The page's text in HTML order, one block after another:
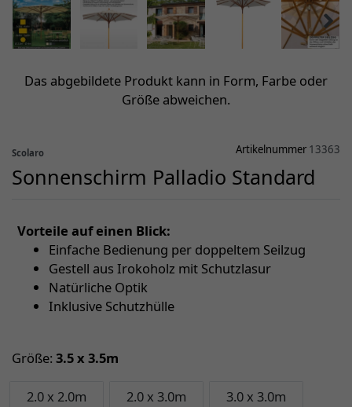
Das abgebildete Produkt kann in Form, Farbe oder
Größe abweichen.
Scolaro Artikelnummer 13363
Sonnenschirm Palladio Standard
Vorteile auf einen Blick:
Einfache Bedienung per doppeltem Seilzug
Gestell aus Irokoholz mit Schutzlasur
Natürliche Optik
Inklusive Schutzhülle
Größe: 3.5 x 3.5m
2.0 x 2.0m 2.0 x 3.0m 3.0 x 3.0m